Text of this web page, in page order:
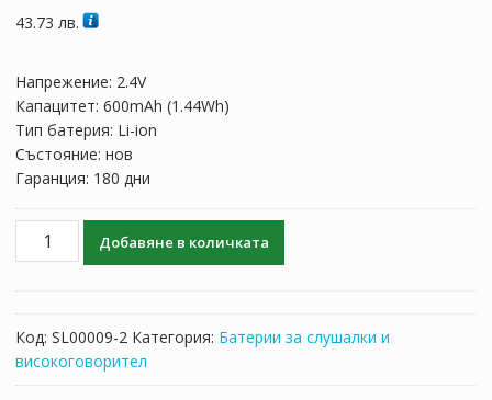
43.73 лв.
Напрежение: 2.4V
Капацитет: 600mAh (1.44Wh)
Тип батерия: Li-ion
Състояние: нов
Гаранция: 180 дни
количество
Sony
Добавяне в количката
Код: SL00009-2 Категория: Батерии за слушалки и
високоговорител